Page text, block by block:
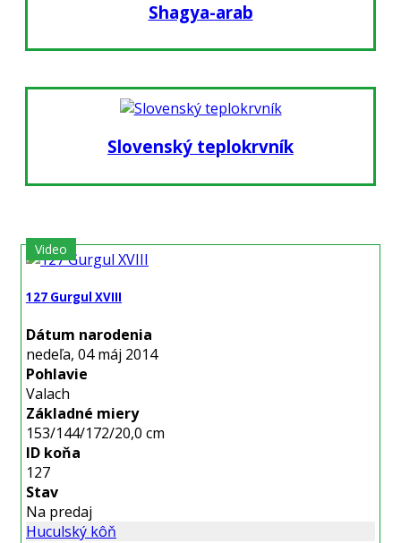
Shagya-arab
Slovenský teplokrvník
Video
127 Gurgul XVIII
Dátum narodenia
nedeľa, 04 máj 2014
Pohlavie
Valach
Základné miery
153/144/172/20,0 cm
ID koňa
127
Stav
Na predaj
Huculský kôň